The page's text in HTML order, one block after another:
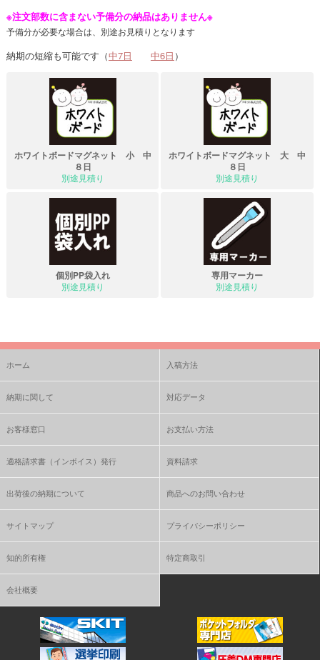
※注文部数に含まない予備分の納品はありません※
予備分が必要な場合は、別途お見積りとなります
納期の短縮も可能です（中7日 中6日 ）
ホワイトボードマグネット 小 中
８日
別途見積り
ホワイトボードマグネット 大 中
８日
別途見積り
個別PP袋入れ
別途見積り
専用マーカー
別途見積り
ホーム 入稿方法
納期に関して 対応データ
お客様窓口 お支払い方法
適格請求書（インボイス）発行 資料請求
出荷後の納期について 商品へのお問い合わせ
サイトマップ プライバシーポリシー
知的所有権 特定商取引
会社概要